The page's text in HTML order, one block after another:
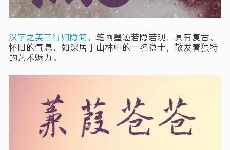
汉字之美三行归隐简，笔画墨迹若隐若现，具有复古、
怀旧的气息，如深居于山林中的一名隐士，散发着独特
的艺术魅力。